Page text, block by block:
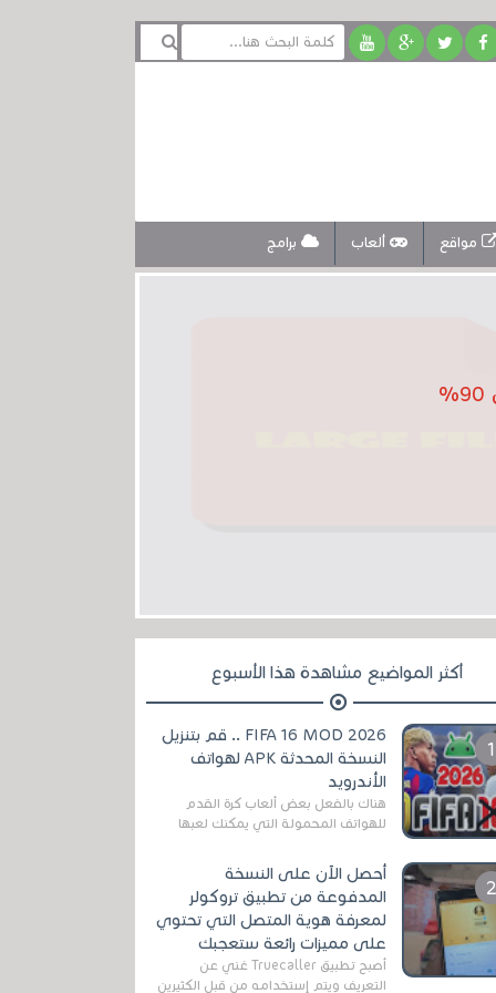
مواقع ألعاب برامج
أكثر المواضيع مشاهدة هذا الأسبوع
FIFA 16 MOD 2026 .. قم بتنزيل
النسخة المحدثة APK لهواتف
الأندرويد
هناك بالفعل بعض ألعاب كرة القدم
للهواتف المحمولة التي يمكنك لعبها
مثل EA Sports ...
أحصل الآن على النسخة
المدفوعة من تطبيق تروكولر
لمعرفة هوية المتصل التي تحتوي
على مميزات رائعة ستعجبك
أصبح تطبيق Truecaller غني عن
التعريف ويتم إستخدامه من قبل الكثيرين